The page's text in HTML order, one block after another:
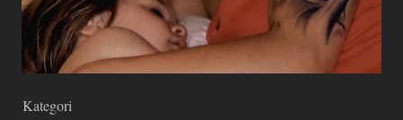
Kategori